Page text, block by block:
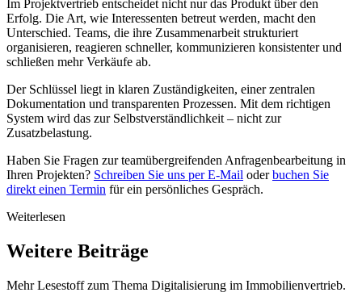
Im Projektvertrieb entscheidet nicht nur das Produkt über den
Erfolg. Die Art, wie Interessenten betreut werden, macht den
Unterschied. Teams, die ihre Zusammenarbeit strukturiert
organisieren, reagieren schneller, kommunizieren konsistenter und
schließen mehr Verkäufe ab.
Der Schlüssel liegt in klaren Zuständigkeiten, einer zentralen
Dokumentation und transparenten Prozessen. Mit dem richtigen
System wird das zur Selbstverständlichkeit – nicht zur
Zusatzbelastung.
Haben Sie Fragen zur teamübergreifenden Anfragenbearbeitung in
Ihren Projekten? Schreiben Sie uns per E-Mail oderbuchen Sie
direkt einen Termin für ein persönliches Gespräch.
Weiterlesen
Weitere Beiträge
Mehr Lesestoff zum Thema Digitalisierung im Immobilienvertrieb.